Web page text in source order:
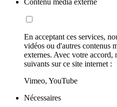
En acceptant ces services,
vidéos ou d'autres contenus
externes. Avec votre accord,
suivants sur ce site internet :
Vimeo, YouTube
Nécessaires